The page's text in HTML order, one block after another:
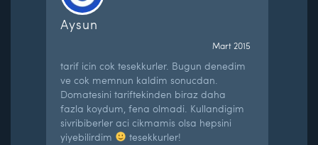
Aysun
Mart 2015
tarif icin cok tesekkurler. Bugun denedim
ve cok memnun kaldim sonucdan.
Domatesini tariftekinden biraz daha
fazla koydum, fena olmadi. Kullandigim
sivribiberler aci cikmamis olsa hepsini
yiyebilirdim
tesekkurler!